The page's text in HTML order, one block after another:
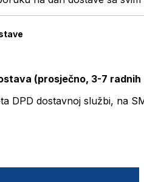
(prosječno, 3-7 radnih
DPD dostavnoj službi, na